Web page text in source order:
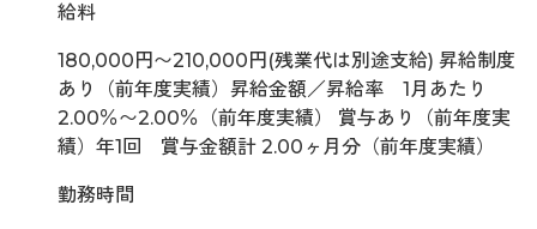
給料
180,000円〜210,000円(残業代は別途支給) 昇給制度
あり（前年度実績）昇給金額／昇給率 1月あたり
2.00％〜2.00％（前年度実績） 賞与あり（前年度実
績）年1回 賞与金額計 2.00ヶ月分（前年度実績）
勤務時間